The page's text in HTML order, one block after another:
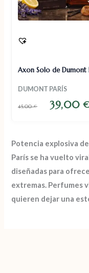
Axon Solo de Dumont
DUMONT PARÍS
45,00€ 39,00€
Potencia explosiva
París se ha vuelto
diseñadas para
extremas. Perfumes
quieren dejar una